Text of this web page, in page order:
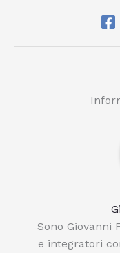
Sono Giovanni
e integratori